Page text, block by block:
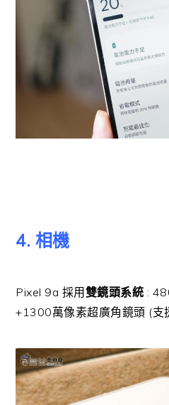
4. 相機
Pixel 9a 採用 雙鏡頭系統 :
+1300萬像素超廣角鏡頭 (支